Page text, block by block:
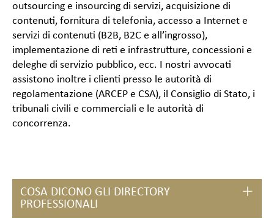
outsourcing e insourcing di servizi, acquisizione di
contenuti, fornitura di telefonia, accesso a Internet e
servizi di contenuti (B2B, B2C e all’ingrosso),
implementazione di reti e infrastrutture, concessioni e
deleghe di servizio pubblico, ecc. I nostri avvocati
assistono inoltre i clienti presso le autorità di
regolamentazione (ARCEP e CSA), il Consiglio di Stato, i
tribunali civili e commerciali e le autorità di
concorrenza.
COSA DICONO GLI DIRECTORY
PROFESSIONALI